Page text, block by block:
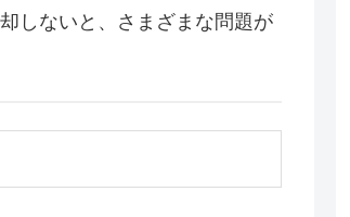
しないと、さまざまな問題が